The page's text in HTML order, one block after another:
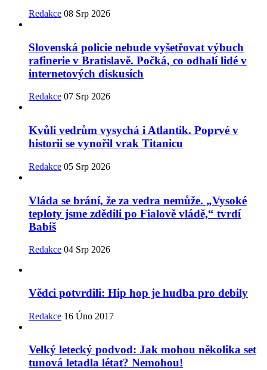
Redakce 08 Srp 2026
Slovenská policie nebude vyšetřovat výbuch
rafinerie v Bratislavě. Počká, co odhalí lidé v
internetových diskusích
Redakce 07 Srp 2026
Kvůli vedrům vysychá i Atlantik. Poprvé v
historii se vynořil vrak Titanicu
Redakce 05 Srp 2026
Vláda se brání, že za vedra nemůže. „Vysoké
teploty jsme zdědili po Fialově vládě,“ tvrdí
Babiš
Redakce 04 Srp 2026
Vědci potvrdili: Hip hop je hudba pro debily
Redakce 16 Úno 2017
Velký letecký podvod: Jak mohou několika set
tunová letadla létat? Nemohou!